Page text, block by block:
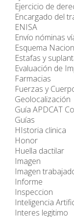
Ejercicio de
Encargado del
ENISA
Envío nóminas
Esquema
Estafas y
Evaluación de
Farmacias
Fuerzas y
Geolocalización
Guía APDCAT
Guías
HIstoria clinica
Honor
Huella dactilar
Imagen
Imagen
Informe
Inspeccion
Inteligencia
Interes legitimo